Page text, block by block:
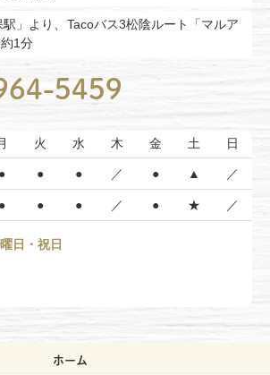
」より、Tacoバス3松陰ルート「マルア
1分
5459
火 水 木 金 土 日
● ● ● ／ ● ▲ ／
● ● ● ／ ● ★ ／
日・祝日
ホーム